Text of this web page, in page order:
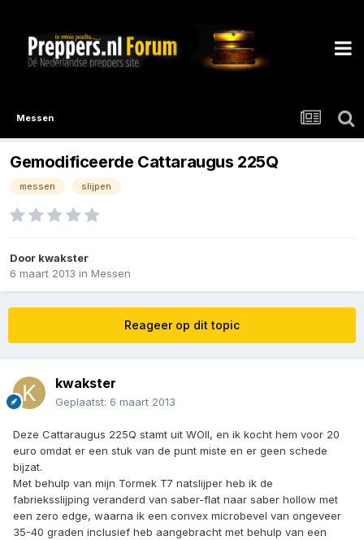
Messen
Gemodificeerde Cattaraugus 225Q
messen slijpen
Door kwakster
6 maart 2013 in Messen
Reageer op dit topic
kwakster
Geplaatst: 6 maart 2013
Deze Cattaraugus 225Q stamt uit WOII, en ik kocht hem voor 20
euro omdat er een stuk van de punt miste en er geen schede
bijzat.
Met behulp van mijn Tormek T7 natslijper heb ik de
fabrieksslijping veranderd van saber-flat naar saber hollow met
een zero edge, waarna ik een convex microbevel van ongeveer
35-40 graden inclusief heb aangebracht met behulp van een